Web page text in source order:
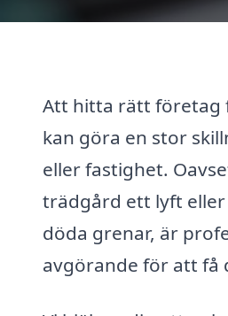
Att hitta rätt företag
kan göra en stor
eller fastighet.
trädgård ett lyft eller
döda grenar, är
avgörande för att få